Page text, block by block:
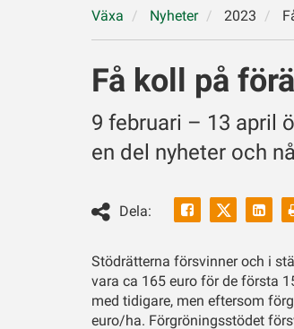
Växa Nyheter 2023
Få koll på
9 februari – 13 april
en del nyheter och
Dela:
Facebook
Stödrätterna försvinner och i
vara ca 165 euro för de första
med tidigare, men eftersom
euro/ha. Förgröningsstödet